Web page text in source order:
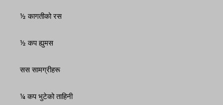
½ कागतीको रस
½ कप ह्युमस
सस सामग्रीहरू
¼ कप भुटेको ताहिनी